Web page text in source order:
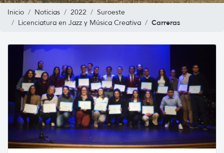
Inicio Noticias 2022
Suroeste
Licenciatura en Jazz y Música Creativa
Carreras